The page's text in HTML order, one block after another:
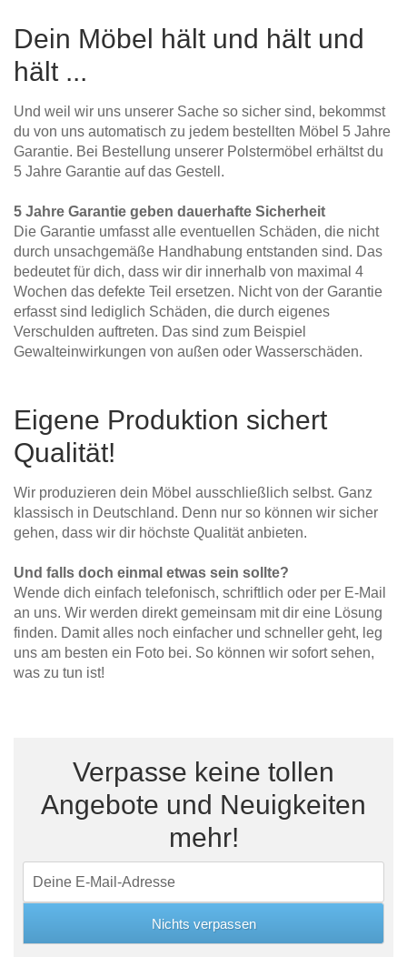
Schuhschrank
Hängeschrank
Kommode
aus
Massivholz
Badregal
Ecksofa
Sessel
Hocker
Schlafsessel
Küche
Produktlinie
Selection
Outdoorküche
Ultima
Dein Möbel hält und hält und
hält ...
Und weil wir uns unserer Sache so sicher sind, bekommst
du von uns automatisch zu jedem bestellten Möbel 5 Jahre
Garantie. Bei Bestellung unserer Polstermöbel erhältst du
5 Jahre Garantie auf das Gestell.
5 Jahre Garantie geben dauerhafte Sicherheit
Die Garantie umfasst alle eventuellen Schäden, die nicht
durch unsachgemäße Handhabung entstanden sind. Das
bedeutet für dich, dass wir dir innerhalb von maximal 4
Wochen das defekte Teil ersetzen. Nicht von der Garantie
erfasst sind lediglich Schäden, die durch eigenes
Verschulden auftreten. Das sind zum Beispiel
Gewalteinwirkungen von außen oder Wasserschäden.
Eigene Produktion sichert
Qualität!
Wir produzieren dein Möbel ausschließlich selbst. Ganz
klassisch in Deutschland. Denn nur so können wir sicher
gehen, dass wir dir höchste Qualität anbieten.
Und falls doch einmal etwas sein sollte?
Wende dich einfach telefonisch, schriftlich oder per E-Mail
an uns. Wir werden direkt gemeinsam mit dir eine Lösung
finden. Damit alles noch einfacher und schneller geht, leg
uns am besten ein Foto bei. So können wir sofort sehen,
was zu tun ist!
Verpasse keine tollen
Angebote und Neuigkeiten
mehr!
Fronten renovieren
Für Dachschrägen
Hängeboards
Kommoden
Massivholz-Schränke & -Regale
Regale
Schiebetüren
Sideboards
Tische & Bänke
Vitrinen
Wandboards
White Living